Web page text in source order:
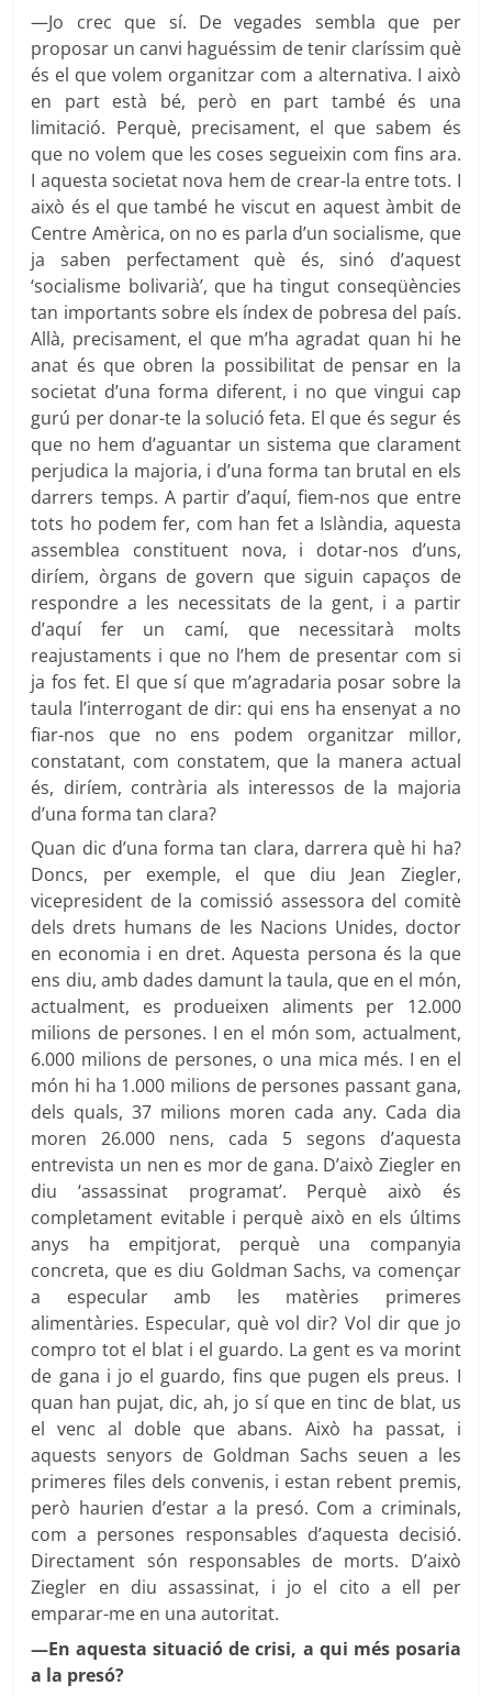
—Jo crec que sí. De vegades sembla que per
proposar un canvi haguéssim de tenir claríssim què
és el que volem organitzar com a alternativa. I això
en part està bé, però en part també és una
limitació. Perquè, precisament, el que sabem és
que no volem que les coses segueixin com fins ara.
I aquesta societat nova hem de crear-la entre tots. I
això és el que també he viscut en aquest àmbit de
Centre Amèrica, on no es parla d’un socialisme, que
ja saben perfectament què és, sinó d’aquest
‘socialisme bolivarià’, que ha tingut conseqüències
tan importants sobre els índex de pobresa del país.
Allà, precisament, el que m’ha agradat quan hi he
anat és que obren la possibilitat de pensar en la
societat d’una forma diferent, i no que vingui cap
gurú per donar-te la solució feta. El que és segur és
que no hem d’aguantar un sistema que clarament
perjudica la majoria, i d’una forma tan brutal en els
darrers temps. A partir d’aquí, fiem-nos que entre
tots ho podem fer, com han fet a Islàndia, aquesta
assemblea constituent nova, i dotar-nos d’uns,
diríem, òrgans de govern que siguin capaços de
respondre a les necessitats de la gent, i a partir
d’aquí fer un camí, que necessitarà molts
reajustaments i que no l’hem de presentar com si
ja fos fet. El que sí que m’agradaria posar sobre la
taula l’interrogant de dir: qui ens ha ensenyat a no
fiar-nos que no ens podem organitzar millor,
constatant, com constatem, que la manera actual
és, diríem, contrària als interessos de la majoria
d’una forma tan clara?
Quan dic d’una forma tan clara, darrera què hi ha?
Doncs, per exemple, el que diu Jean Ziegler,
vicepresident de la comissió assessora del comitè
dels drets humans de les Nacions Unides, doctor
en economia i en dret. Aquesta persona és la que
ens diu, amb dades damunt la taula, que en el món,
actualment, es produeixen aliments per 12.000
milions de persones. I en el món som, actualment,
6.000 milions de persones, o una mica més. I en el
món hi ha 1.000 milions de persones passant gana,
dels quals, 37 milions moren cada any. Cada dia
moren 26.000 nens, cada 5 segons d’aquesta
entrevista un nen es mor de gana. D’això Ziegler en
diu ‘assassinat programat’. Perquè això és
completament evitable i perquè això en els últims
anys ha empitjorat, perquè una companyia
concreta, que es diu Goldman Sachs, va començar
a especular amb les matèries primeres
alimentàries. Especular, què vol dir? Vol dir que jo
compro tot el blat i el guardo. La gent es va morint
de gana i jo el guardo, fins que pugen els preus. I
quan han pujat, dic, ah, jo sí que en tinc de blat, us
el venc al doble que abans. Això ha passat, i
aquests senyors de Goldman Sachs seuen a les
primeres files dels convenis, i estan rebent premis,
però haurien d’estar a la presó. Com a criminals,
com a persones responsables d’aquesta decisió.
Directament són responsables de morts. D’això
Ziegler en diu assassinat, i jo el cito a ell per
emparar-me en una autoritat.
—En aquesta situació de crisi, a qui més posaria
a la presó?